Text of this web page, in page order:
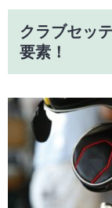
クラブセッ
要素！